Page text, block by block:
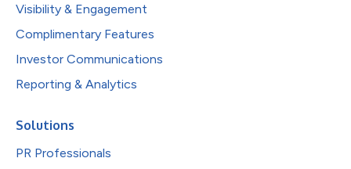
Visibility & Engagement
Complimentary Features
Investor Communications
Reporting & Analytics
Solutions
PR Professionals